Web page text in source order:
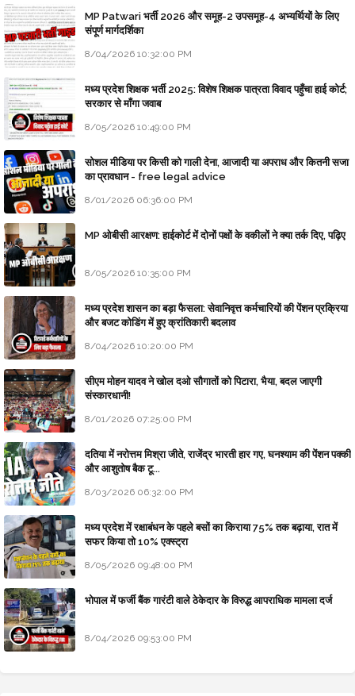
MP Patwari भर्ती 2026 और समूह-2 उपसमूह-4 अभ्यर्थियों के लिए
संपूर्ण मार्गदर्शिका
8/04/2026 10:32:00 PM
मध्य प्रदेश शिक्षक भर्ती 2025: विशेष शिक्षक पात्रता विवाद पहुँचा हाई कोर्ट;
सरकार से माँगा जवाब
8/05/2026 10:49:00 PM
सोशल मीडिया पर किसी को गाली देना, आजादी या अपराध और कितनी सजा
का प्रावधान - free legal advice
8/01/2026 06:36:00 PM
MP ओबीसी आरक्षण: हाईकोर्ट में दोनों पक्षों के वकीलों ने क्या तर्क दिए, पढ़िए
8/05/2026 10:35:00 PM
मध्य प्रदेश शासन का बड़ा फैसला: सेवानिवृत्त कर्मचारियों की पेंशन प्रक्रिया
और बजट कोडिंग में हुए क्रांतिकारी बदलाव
8/04/2026 10:20:00 PM
सीएम मोहन यादव ने खोल दओ सौगातों को पिटारा, भैया, बदल जाएगी
संस्कारधानी!
8/01/2026 07:25:00 PM
दतिया में नरोत्तम मिश्रा जीते, राजेंद्र भारती हार गए, घनश्याम की पेंशन पक्की
और आशुतोष बैक टू...
8/03/2026 06:32:00 PM
मध्य प्रदेश में रक्षाबंधन के पहले बसों का किराया 75% तक बढ़ाया, रात में
सफर किया तो 10% एक्स्ट्रा
8/05/2026 09:48:00 PM
भोपाल में फर्जी बैंक गारंटी वाले ठेकेदार के विरुद्ध आपराधिक मामला दर्ज
8/04/2026 09:53:00 PM